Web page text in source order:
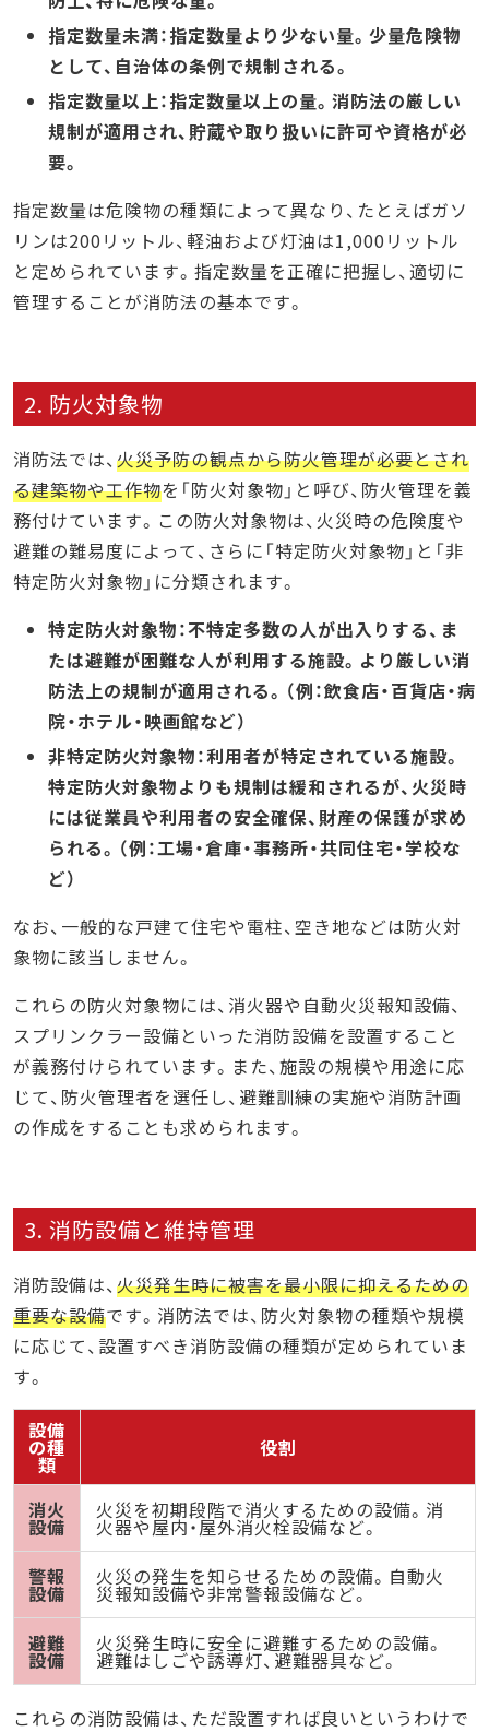
指定数量未満：指定数量より少ない量。少量危険物
として、自治体の条例で規制される。
指定数量以上：指定数量以上の量。消防法の厳しい
規制が適用され、貯蔵や取り扱いに許可や資格が必
要。
指定数量は危険物の種類によって異なり、たとえばガソ
リンは200リットル、軽油および灯油は1,000リットル
と定められています。指定数量を正確に把握し、適切に
管理することが消防法の基本です。
2. 防火対象物
消防法では、火災予防の観点から防火管理が必要とされ
る建築物や工作物を「防火対象物」と呼び、防火管理を義
務付けています。この防火対象物は、火災時の危険度や
避難の難易度によって、さらに「特定防火対象物」と「非
特定防火対象物」に分類されます。
特定防火対象物：不特定多数の人が出入りする、ま
たは避難が困難な人が利用する施設。より厳しい消
防法上の規制が適用される。（例：飲食店・百貨店・病
院・ホテル・映画館など）
非特定防火対象物：利用者が特定されている施設。
特定防火対象物よりも規制は緩和されるが、火災時
には従業員や利用者の安全確保、財産の保護が求め
られる。（例：工場・倉庫・事務所・共同住宅・学校な
ど）
なお、一般的な戸建て住宅や電柱、空き地などは防火対
象物に該当しません。
これらの防火対象物には、消火器や自動火災報知設備、
スプリンクラー設備といった消防設備を設置すること
が義務付けられています。また、施設の規模や用途に応
じて、防火管理者を選任し、避難訓練の実施や消防計画
の作成をすることも求められます。
3. 消防設備と維持管理
消防設備は、火災発生時に被害を最小限に抑えるための
重要な設備です。消防法では、防火対象物の種類や規模
に応じて、設置すべき消防設備の種類が定められていま
す。
設備
の種
類
役割
消火
設備
火災を初期段階で消火するための設備。消
火器や屋内・屋外消火栓設備など。
警報
設備
火災の発生を知らせるための設備。自動火
災報知設備や非常警報設備など。
避難
設備
火災発生時に安全に避難するための設備。
避難はしごや誘導灯、避難器具など。
これらの消防設備は、ただ設置すれば良いというわけで